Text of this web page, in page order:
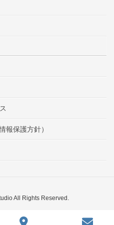
報保護方針）
All Rights Reserved.